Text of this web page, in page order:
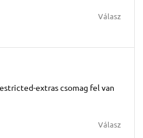
Válasz
extras csomag fel van
Válasz